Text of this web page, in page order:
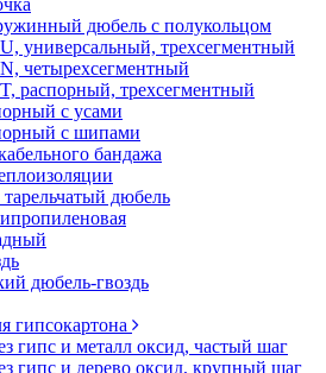
дюбель с полукольцом
универсальный, трехсегментный
четырехсегментный
распорный, трехсегментный
с усами
с шипами
бандажа
дюбель
дюбель-гвоздь
гипсокартона
гипс и металл оксид, частый шаг
гипс и дерево оксид, крупный шаг